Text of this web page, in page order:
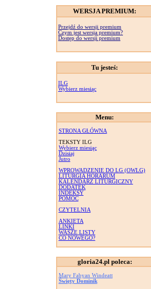
WERSJA PREMIUM:
Przejdź do wersji premium
Czym jest wersja premium?
Dostęp do wersji premium
Tu jesteś:
ILG
Wybierz miesiąc
Menu:
STRONA GŁÓWNA
TEKSTY ILG
Wybierz miesiąc
Dzisiaj
Jutro
WPROWADZENIE DO LG (OWLG)
LITURGIA HORARUM
KALENDARZ LITURGICZNY
DODATEK
INDEKSY
POMOC
CZYTELNIA
ANKIETA
LINKI
WASZE LISTY
CO NOWEGO?
gloria24.pl poleca:
Mary Fabyan Windeatt
Święty Dominik